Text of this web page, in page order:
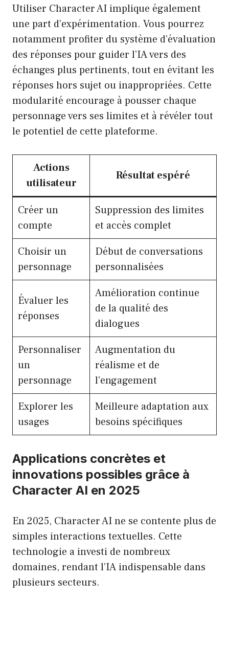
Utiliser Character AI implique également
une part d’expérimentation. Vous pourrez
notamment profiter du système d’évaluation
des réponses pour guider l’IA vers des
échanges plus pertinents, tout en évitant les
réponses hors sujet ou inappropriées. Cette
modularité encourage à pousser chaque
personnage vers ses limites et à révéler tout
le potentiel de cette plateforme.
Actions
utilisateur
Résultat espéré
Créer un
compte
Suppression des limites
et accès complet
Choisir un
personnage
Début de conversations
personnalisées
Évaluer les
réponses
Amélioration continue
de la qualité des
dialogues
Personnaliser
un
personnage
Augmentation du
réalisme et de
l’engagement
Explorer les
usages
Meilleure adaptation aux
besoins spécifiques
Applications concrètes et
innovations possibles grâce à
Character AI en 2025
En 2025, Character AI ne se contente plus de
simples interactions textuelles. Cette
technologie a investi de nombreux
domaines, rendant l’IA indispensable dans
plusieurs secteurs.